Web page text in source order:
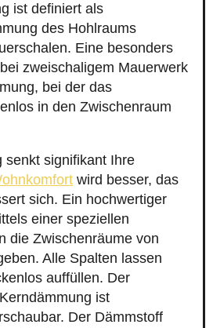
ist definiert als
des Hohlraums
Eine besonders
zweischaligem Mauerwerk
bei der das
in den Zwischenraum
senkt signifikant Ihre
wird besser, das
sich. Ein hochwertiger
einer speziellen
die Zwischenräume von
Alle Spalten lassen
auffüllen. Der
ist
Der Dämmstoff